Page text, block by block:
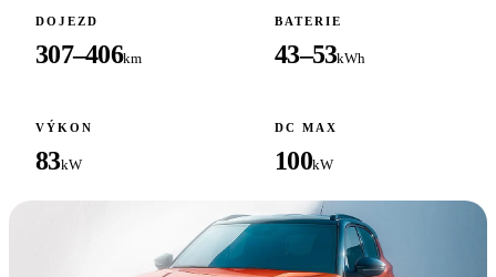
DOJEZD
307–406km
BATERIE
43–53kWh
VÝKON
83kW
DC MAX
100kW